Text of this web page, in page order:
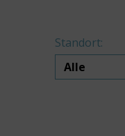
Standort: